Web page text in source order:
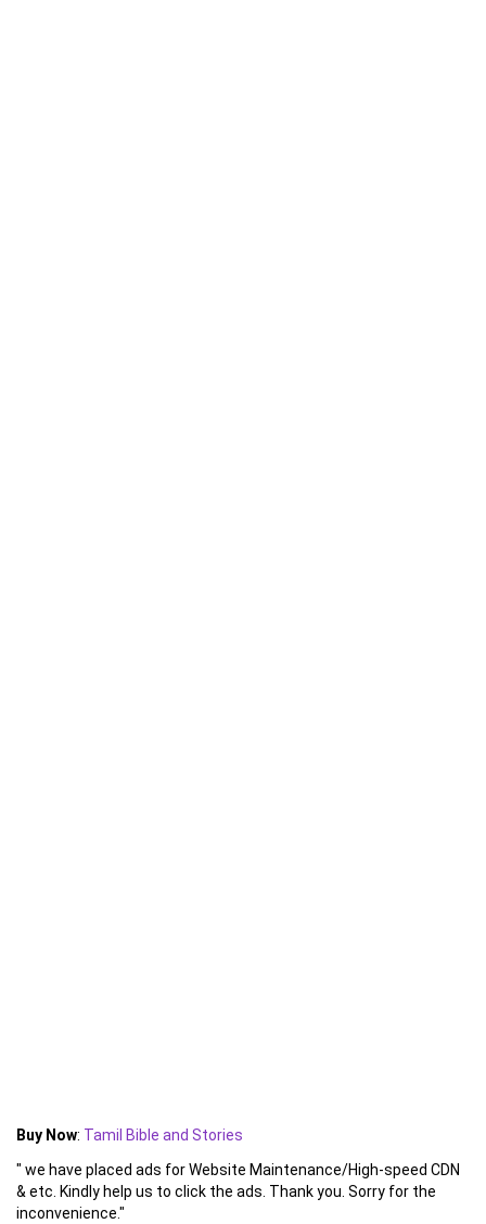
Buy Now: Tamil Bible and Stories
" we have placed ads for Website Maintenance/High-speed CDN
& etc. Kindly help us to click the ads. Thank you. Sorry for the
inconvenience."